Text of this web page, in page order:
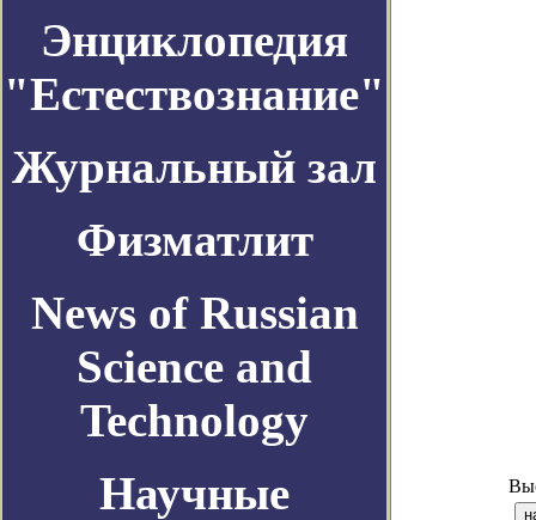
Энциклопедия
"Естествознание"
Журнальный зал
Физматлит
News of Russian
Science and
Technology
Научные